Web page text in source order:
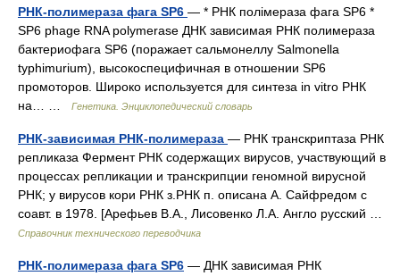
РНК-полимераза фага SP6 — * РНК полімераза фага SP6 *
SP6 phage RNA polymerase ДНК зависимая РНК полимераза
бактериофага SP6 (поражает сальмонеллу Salmonella
typhimurium), высокоспецифичная в отношении SP6
промоторов. Широко используется для синтеза in vitrо РНК
на… …
Генетика. Энциклопедический словарь
РНК-зависимая РНК-полимераза — РНК транскриптаза РНК
репликаза Фермент РНК содержащих вирусов, участвующий в
процессах репликации и транскрипции геномной вирусной
РНК; у вирусов кори РНК з.РНК п. описана А. Сайфредом с
соавт. в 1978. [Арефьев В.А., Лисовенко Л.А. Англо русский …
Справочник технического переводчика
РНК-полимераза фага SP6 — ДНК зависимая РНК